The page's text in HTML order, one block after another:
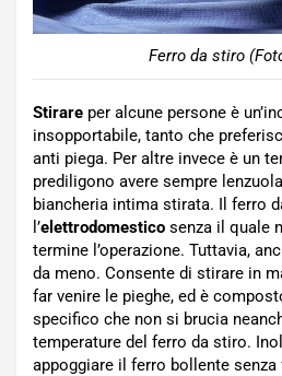
Ferro da stiro
Stirare per alcune persone è
insopportabile, tanto che
anti piega. Per altre invece è un
prediligono avere sempre
biancheria intima stirata. Il ferro
l’elettrodomestico senza il quale
termine l’operazione. Tuttavia,
da meno. Consente di stirare in
far venire le pieghe, ed è
specifico che non si brucia
temperature del ferro da stiro.
appoggiare il ferro bollente senza